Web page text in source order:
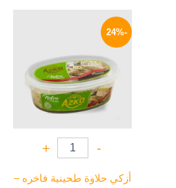
-24%
-
+
أزكي حلاوة طحينية فاخره –